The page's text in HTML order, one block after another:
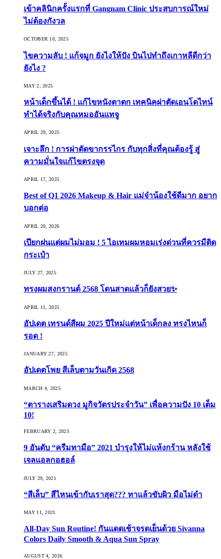
เข้าคลินิกครั้งแรกที่ Gangnam Clinic ประสบการณ์ใหม่
ไม่ต้องกังวล
OCTOBER 10, 2025
ไขความลับ ! แก้จมูก ยังไงให้ปัง บินไปทำถึงเกาหลีดีกว่า
ยังไง ?
MAY 2, 2025
หน้าเด็กขึ้นได้ ! แก้ไขหนังตาตก เทคนิคผ่าตัดเอนโดไทน์
ทำได้จริงกับคุณหมออันแทจู
APRIL 29, 2025
เจาะลึก ! การผ่าตัดขากรรไกร กับทุกสิ่งที่คุณต้องรู้ สู่
ความมั่นใจแก้ไขตรงจุด
APRIL 17, 2025
Best of Q1 2026 Makeup & Hair แม่จ๋าน้องใช้ดีมาก อยาก
บอกต่อ
APRIL 20, 2026
เปียกฝนแต่ผมไม่มอม ! 5 ไอเทมผมหอมเร่งด่วนที่ควรมีติด
กระเป๋า
JULY 27, 2025
ทรงผมสงกรานต์ 2568 โดนสาดแล้วก็ยังสวย✨
APRIL 11, 2025
อัปเดต เทรนด์สีผม 2025 ปีใหม่แต่หน้าเด็กลง ทรงไหนก็
รอด !
JANUARY 27, 2025
อัปเดตโพย สีเล็บตามวันเกิด 2568
MARCH 4, 2025
“ตารางเสริมดวง มูกิจวัตรประจำวัน” เพื่อความปัง 10 เต็ม
10!
FEBRUARY 2, 2023
9 อันดับ “ครีมทามือ” 2021 บำรุงให้ไม่แห้งกร้าน หลังใช้
เจลแอลกอฮอล์
JULY 29, 2021
“สีเล็บ” สีไหนเข้ากับเราสุด??? ทาแล้วขับผิว มือไม่ดำ
MAY 11, 2021
All-Day Sun Routine! กันแดดเช้าจรดเย็นด้วย Sivanna
Colors Daily Smooth & Aqua Sun Spray
AUGUST 4, 2026